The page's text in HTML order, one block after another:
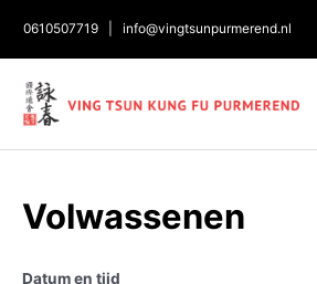
0610507719| info@vingtsunpurmerend.nl
Volwassenen
Datum en tijd
navigatie